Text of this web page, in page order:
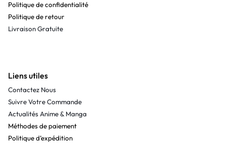
Politique de confidentialité
Politique de retour
Livraison Gratuite
Liens utiles
Contactez Nous
Suivre Votre Commande
Actualités Anime & Manga
Méthodes de paiement
Politique d’expédition